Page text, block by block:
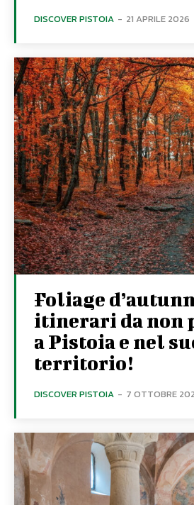
DISCOVER PISTOIA - 21 APRILE 2026
Foliage
itinerari da non
a Pistoia e nel
territorio!
DISCOVER PISTOIA - 7 OTTOBRE